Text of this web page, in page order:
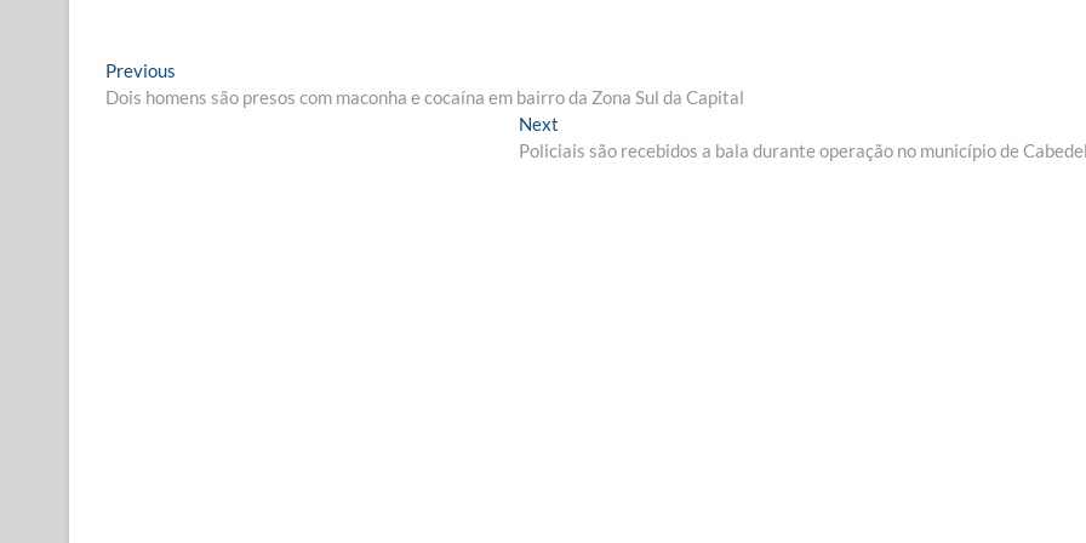
Navegação
de
Previous
post:
Dois homens são presos com maconha e cocaína em bairro da Zona Sul da Capital
Next
post:
Policiais são recebidos a bala durante operação no município de